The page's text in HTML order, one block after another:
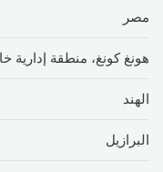
مصر
هونغ كونغ، منطقة إدارية
الهند
البرازيل